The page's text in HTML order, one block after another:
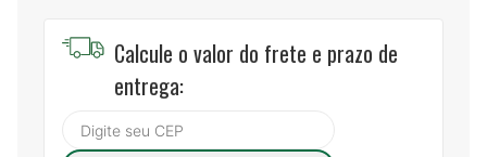
Calcule o valor do frete e prazo de
entrega: